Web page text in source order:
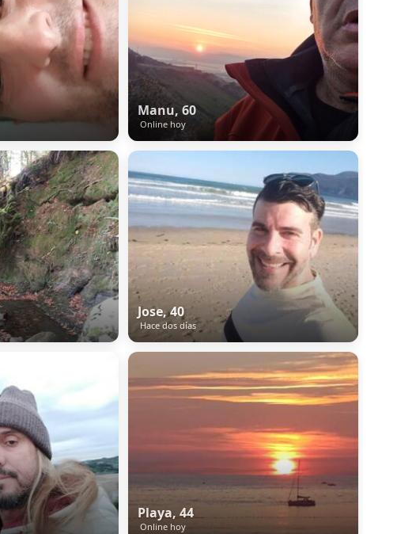
Manu, 60
Online hoy
Jose, 40
Hace dos días
Playa, 44
Online hoy